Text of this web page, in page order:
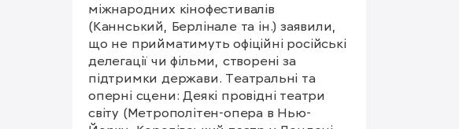
міжнародних кінофестивалів
(Каннський, Берлінале та ін.) заявили,
що не прийматимуть офіційні російські
делегації чи фільми, створені за
підтримки держави. Театральні та
оперні сцени: Деякі провідні театри
світу (Метрополітен-опера в Нью-